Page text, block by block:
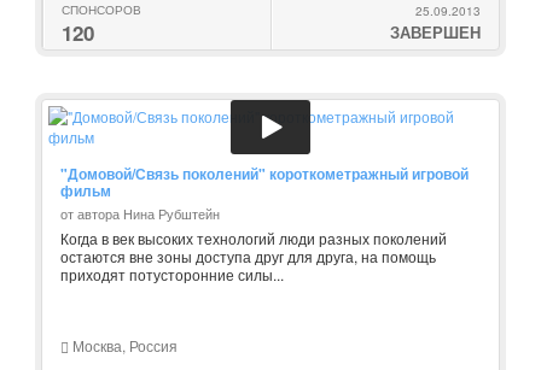
СПОНСОРОВ
120
25.09.2013
ЗАВЕРШЕН
"Домовой/Связь поколений" короткометражный игровой
фильм
от автора Нина Рубштейн
Когда в век высоких технологий люди разных поколений
остаются вне зоны доступа друг для друга, на помощь
приходят потусторонние силы...
Москва, Россия